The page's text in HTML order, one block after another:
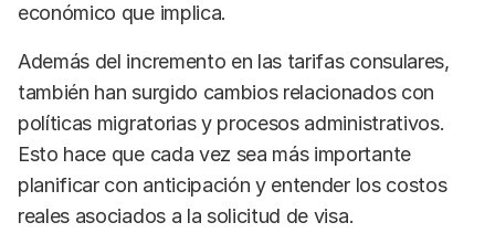
económico que implica.
Además del incremento en las tarifas consulares,
también han surgido cambios relacionados con
políticas migratorias y procesos administrativos.
Esto hace que cada vez sea más importante
planificar con anticipación y entender los costos
reales asociados a la solicitud de visa.